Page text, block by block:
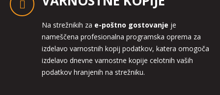
Na strežnikih za e-poštno gostovanje je
nameščena profesionalna programska oprema za
izdelavo varnostnih kopij podatkov, katera omogoča
izdelavo dnevne varnostne kopije celotnih vaših
podatkov hranjenih na strežniku.